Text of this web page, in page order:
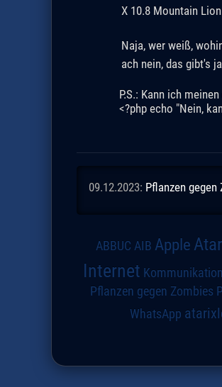
X 10.8 Mountain
Naja, wer weiß,
ach nein, das gibt's
P.S.: Kann ich
<?php echo "Nein,
09.12.2023: Pflanzen
ABBUC AIB Apple
Internet Kommunikation
Pflanzen gegen Zombies
WhatsApp